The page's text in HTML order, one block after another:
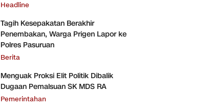
Headline
Tagih Kesepakatan Berakhir
Penembakan, Warga Prigen Lapor ke
Polres Pasuruan
Berita
Menguak Proksi Elit Politik Dibalik
Dugaan Pemalsuan SK MDS RA
Pemerintahan